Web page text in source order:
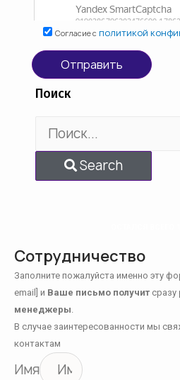
Согласие с политикой
Отправить
Поиск
Search
Сотрудничество
Заполните пожалуйста именно эту
email] и Ваше письмо получит сразу
менеджеры.
В случае заинтересованности мы
контактам
Имя